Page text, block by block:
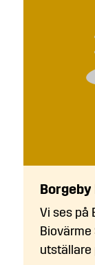
Borgeby
Vi ses på
Biovärme
utställare